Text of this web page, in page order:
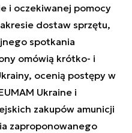
i oczekiwanej pomocy
dostaw sprzętu,
spotkania
omówią krótko- i
ocenią postępy w
Ukraine i
zakupów amunicji
zaproponowanego